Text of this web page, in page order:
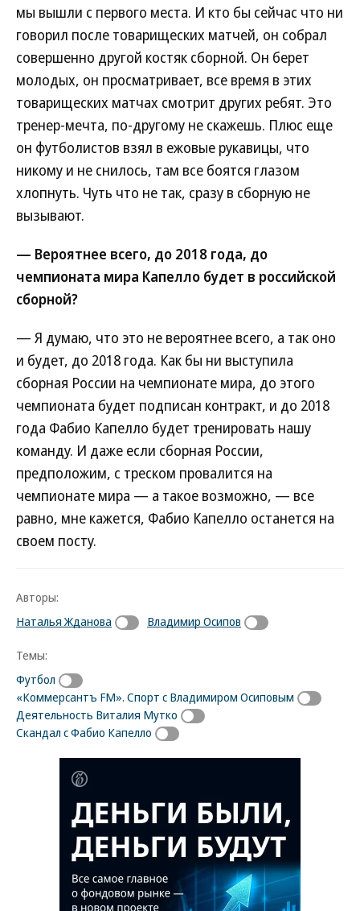
мы вышли с первого места. И кто бы сейчас что ни
говорил после товарищеских матчей, он собрал
совершенно другой костяк сборной. Он берет
молодых, он просматривает, все время в этих
товарищеских матчах смотрит других ребят. Это
тренер-мечта, по-другому не скажешь. Плюс еще
он футболистов взял в ежовые рукавицы, что
никому и не снилось, там все боятся глазом
хлопнуть. Чуть что не так, сразу в сборную не
вызывают.
— Вероятнее всего, до 2018 года, до
чемпионата мира Капелло будет в российской
сборной?
— Я думаю, что это не вероятнее всего, а так оно
и будет, до 2018 года. Как бы ни выступила
сборная России на чемпионате мира, до этого
чемпионата будет подписан контракт, и до 2018
года Фабио Капелло будет тренировать нашу
команду. И даже если сборная России,
предположим, с треском провалится на
чемпионате мира — а такое возможно, — все
равно, мне кажется, Фабио Капелло останется на
своем посту.
Авторы:
Наталья Жданова
Владимир Осипов
Темы:
Футбол
«Коммерсантъ FM». Спорт с Владимиром Осиповым
Деятельность Виталия Мутко
Скандал с Фабио Капелло